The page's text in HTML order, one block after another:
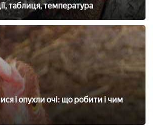
таблиця, температура
і опухли очі: що робити і чим